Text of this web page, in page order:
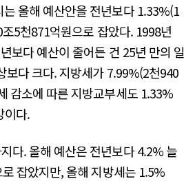
올해 예산안을 전년보다 1.33%(1
5천871억원으로 잡았다. 1998년
보다 예산이 줄어든 건 25년 만의 일
보다 크다. 지방세가 7.99%(2천940
감소에 따른 지방교부세도 1.33%
이다.
다. 올해 예산은 전년보다 4.2% 늘
잡았지만, 올해 지방세는 1.5%